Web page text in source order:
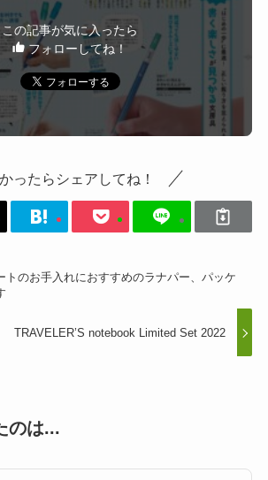
この記事が気に入ったら
フォローしてね！
ったらシェアしてね！
トのお手入れにおすすめのラナパー、パッケ
TRAVELER’S notebook Limited Set 2022
のは...